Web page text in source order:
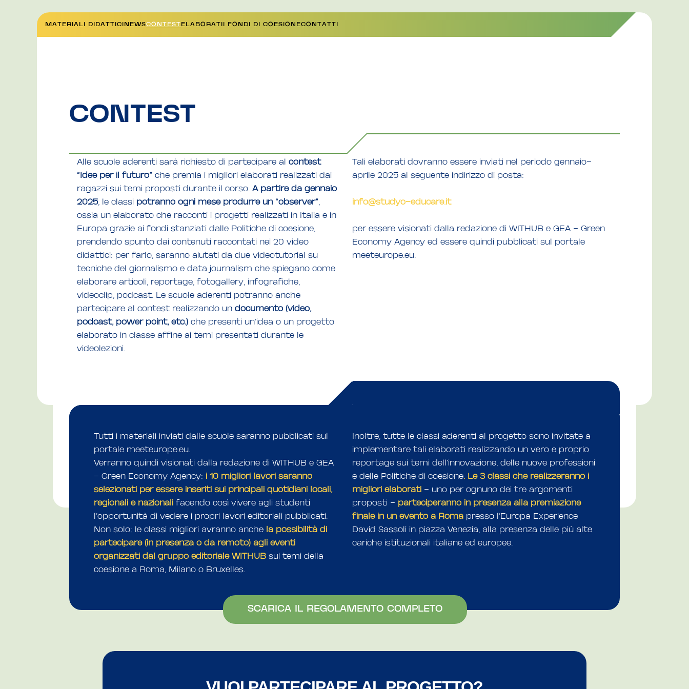
MATERIALI DIDATTICI NEWSCONTEST ELABORATI I FONDI DI COESIONECONTATTI
CONTEST
Alle scuole aderenti sarà richiesto di partecipare al contest
“Idee per il futuro” che premia i migliori elaborati realizzati dai
ragazzi sui temi proposti durante il corso. A partire da gennaio
2025, le classi potranno ogni mese produrre un “observer”,
ossia un elaborato che racconti i progetti realizzati in Italia e in
Europa grazie ai fondi stanziati dalle Politiche di coesione,
prendendo spunto dai contenuti raccontati nei 20 video
didattici: per farlo, saranno aiutati da due videotutorial su
tecniche del giornalismo e data journalism che spiegano come
elaborare articoli, reportage, fotogallery, infografiche,
videoclip, podcast. Le scuole aderenti potranno anche
partecipare al contest realizzando un documento (video,
podcast, power point, etc.) che presenti un’idea o un progetto
elaborato in classe affine ai temi presentati durante le
videolezioni.
Tali elaborati dovranno essere inviati nel periodo gennaio-
aprile 2025 al seguente indirizzo di posta:
info@studyo-educare.it
per essere visionati dalla redazione di WITHUB e GEA – Green
Economy Agency ed essere quindi pubblicati sul portale
meeteurope.eu.
Tutti i materiali inviati dalle scuole saranno pubblicati sul
portale meeteurope.eu.
Verranno quindi visionati dalla redazione di WITHUB e GEA
– Green Economy Agency: i 10 migliori lavori saranno
selezionati per essere inseriti sui principali quotidiani locali,
regionali e nazionali facendo così vivere agli studenti
l’opportunità di vedere i propri lavori editoriali pubblicati.
Non solo: le classi migliori avranno anche la possibilità di
partecipare (in presenza o da remoto) agli eventi
organizzati dal gruppo editoriale WITHUB sui temi della
coesione a Roma, Milano o Bruxelles.
Inoltre, tutte le classi aderenti al progetto sono invitate a
implementare tali elaborati realizzando un vero e proprio
reportage sui temi dell’innovazione, delle nuove professioni
e delle Politiche di coesione. Le 3 classi che realizzeranno i
migliori elaborati – uno per ognuno dei tre argomenti
proposti – parteciperanno in presenza alla premiazione
finale in un evento a Roma presso l’Europa Experience
David Sassoli in piazza Venezia, alla presenza delle più alte
cariche istituzionali italiane ed europee.
SCARICA IL REGOLAMENTO COMPLETO